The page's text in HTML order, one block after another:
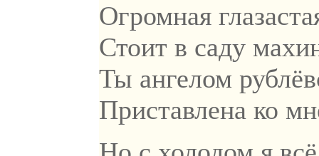
Огромная
Стоит в саду
Ты ангелом
Приставлена ко